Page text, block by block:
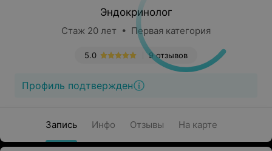
Эндокринолог
Стаж 20 лет • Первая категория
9 отзывов
5.0
Профиль подтвержден
Запись Инфо Отзывы На карте